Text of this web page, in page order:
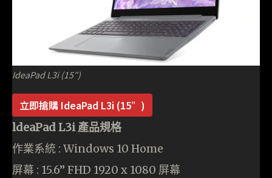
IdeaPad L3i (15″)
立即搶購 IdeaPad L3i (15”)
ldeaPad L3i 產品規格
作業系統 : Windows 10 Home
屏幕 : 15.6” FHD 1920 x 1080 屏幕